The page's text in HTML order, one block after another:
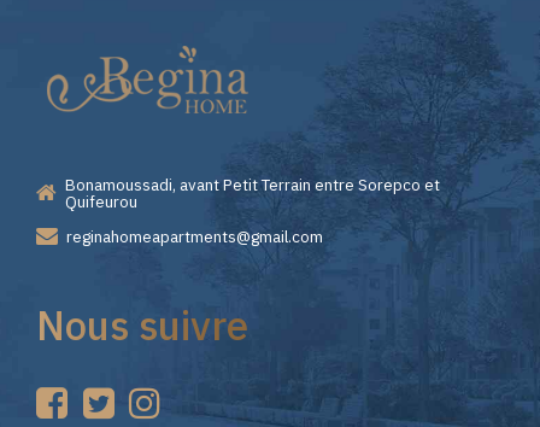
Casino
—
Premiers
Pas
sur
Choisir
Lizaro
Casino
pour
vos
Bonamoussadi, avant Petit Terrain entre Sorepco et
Quifeurou
reginahomeapartments@gmail.com
Nous suivre